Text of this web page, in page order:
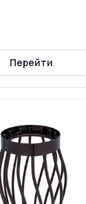
Перейти